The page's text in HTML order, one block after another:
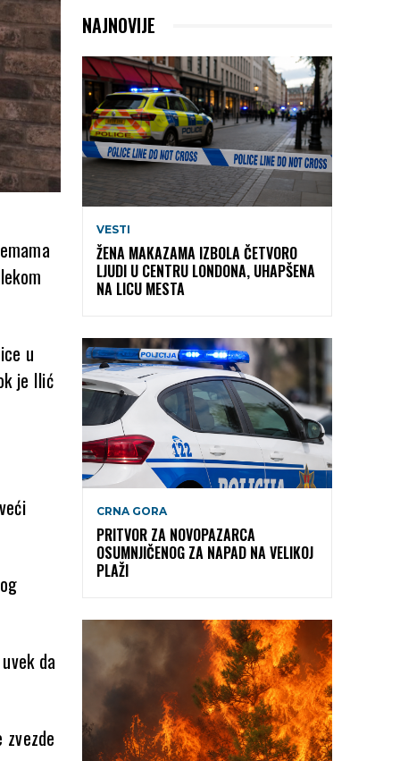
u
je Ilić
da
NAJNOVIJE
VESTI
ŽENA MAKAZAMA IZBOLA ČETVORO
LJUDI U CENTRU LONDONA, UHAPŠENA
NA LICU MESTA
CRNA GORA
PRITVOR ZA NOVOPAZARCA
OSUMNJIČENOG ZA NAPAD NA VELIKOJ
PLAŽI